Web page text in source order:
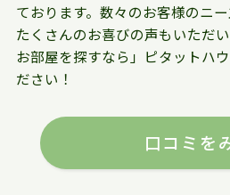
ております。数々のお客様のニー
たくさんのお喜びの声もいただ
お部屋を探すなら」ピタットハ
ださい！
口コミを